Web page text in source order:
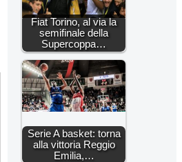
Fiat Torino, al via la
semifinale della
Supercoppa…
Serie A basket: torna
alla vittoria Reggio
Emilia,…